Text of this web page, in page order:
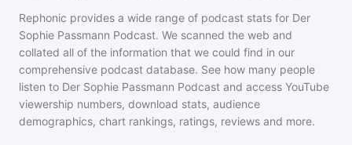
Rephonic provides a wide range of podcast stats for Der
Sophie Passmann Podcast. We scanned the web and
collated all of the information that we could find in our
comprehensive podcast database. See how many people
listen to Der Sophie Passmann Podcast and access YouTube
viewership numbers, download stats, audience
demographics, chart rankings, ratings, reviews and more.